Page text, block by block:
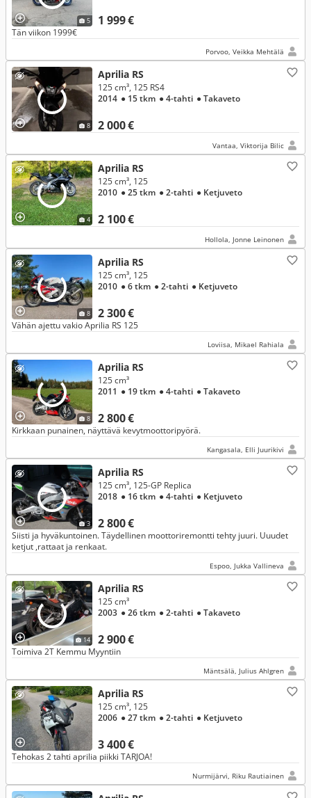
5 1 999 €
Tän viikon 1999€
Porvoo, Veikka Mehtälä
8
Aprilia RS
2 000 €
125 cm³, 125 RS4
2014 ● 15 tkm ● 4-tahti ● Takaveto
Vantaa, Viktorija Bilic
4
Aprilia RS
2 100 €
125 cm³, 125
2010 ● 25 tkm ● 2-tahti ● Ketjuveto
Hollola, Jonne Leinonen
8
Aprilia RS
2 300 €
125 cm³, 125
2010 ● 6 tkm ● 2-tahti ● Ketjuveto
Vähän ajettu vakio Aprilia RS 125
Loviisa, Mikael Rahiala
8
Aprilia RS
2 800 €
125 cm³
2011 ● 19 tkm ● 4-tahti ● Takaveto
Kirkkaan punainen, näyttävä kevytmoottoripyörä.
Kangasala, Elli Juurikivi
3
Aprilia RS
2 800 €
125 cm³, 125-GP Replica
2018 ● 16 tkm ● 4-tahti ● Ketjuveto
Siisti ja hyväkuntoinen. Täydellinen moottoriremontti tehty juuri. Uuudet
ketjut ,rattaat ja renkaat.
Espoo, Jukka Vallineva
14
Aprilia RS
2 900 €
125 cm³
2003 ● 26 tkm ● 2-tahti ● Takaveto
Toimiva 2T Kemmu Myyntiin
Mäntsälä, Julius Ahlgren
Aprilia RS
3 400 €
125 cm³, 125
2006 ● 27 tkm ● 2-tahti ● Ketjuveto
Tehokas 2 tahti aprilia piikki TARJOA!
Nurmijärvi, Riku Rautiainen